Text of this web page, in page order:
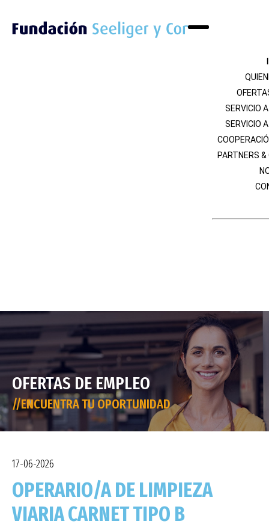
SERVICIO
SERVICIO
PARTNERS
OFERTAS DE EMPLEO
//ENCUENTRA TU OPORTUNIDAD
17-06-2026
OPERARIO/A DE LIMPIEZA
VIARIA CARNET TIPO B